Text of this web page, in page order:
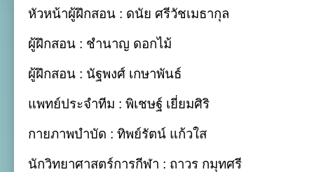
หัวหน้าผู้ฝึกสอน : ดนัย ศรีวัชเมธากุล
ผู้ฝึกสอน : ชำนาญ ดอกไม้
ผู้ฝึกสอน : นัฐพงศ์ เกษาพันธ์
แพทย์ประจำทีม : พิเชษฐ์ เยี่ยมศิริ
กายภาพบำบัด : ทิพย์รัตน์ แก้วใส
นักวิทยาศาสตร์การกีฬา : ถาวร กมุทศรี